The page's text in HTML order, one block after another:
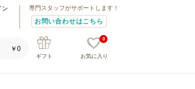
ン 専門スタッフがサポートします！
お問い合わせはこちら
ギフト お気に入り
0
￥0